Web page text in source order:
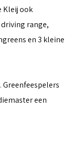
Kleij ook
range,
en 3 kleine
een